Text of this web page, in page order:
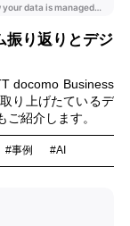
振り返りとデジ
docomo Business
り上げたているデ
紹介します。
#事例 #AI